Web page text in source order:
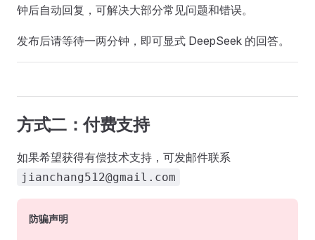
钟后自动回复，可解决大部分常见问题和错误。
发布后请等待一两分钟，即可显式 DeepSeek 的回答。
方式二：付费支持
如果希望获得有偿技术支持，可发邮件联系
jianchang512@gmail.com
防骗声明